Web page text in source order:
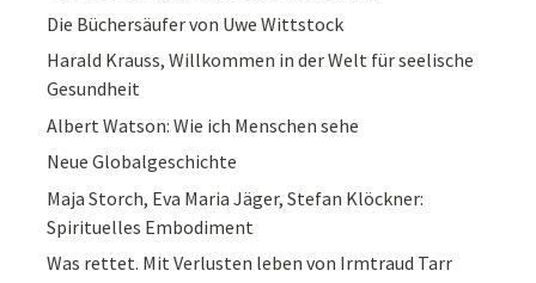
Die Büchersäufer von Uwe Wittstock
Harald Krauss, Willkommen in der Welt für seelische
Gesundheit
Albert Watson: Wie ich Menschen sehe
Neue Globalgeschichte
Maja Storch, Eva Maria Jäger, Stefan Klöckner:
Spirituelles Embodiment
Was rettet. Mit Verlusten leben von Irmtraud Tarr